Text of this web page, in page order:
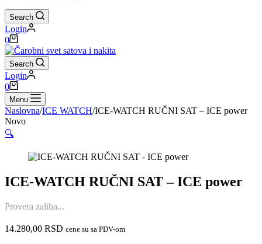
Search
Login
Shopping
cart
0
Search
Login
Shopping
cart
0
Menu
Naslovna/ICE WATCH/ICE-WATCH RUČNI SAT – ICE power
Novo
🔍
ICE-WATCH RUČNI SAT – ICE power
Provera zaliha...
14.280,00 RSD cene su sa PDV-om